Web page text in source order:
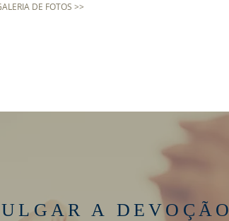
DE FOTOS >>
A DEVOÇÃO